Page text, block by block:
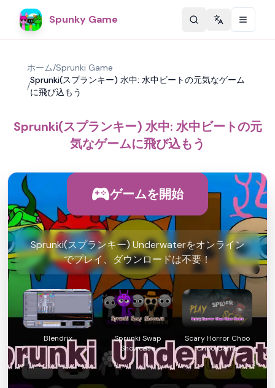
Spunky Game Change
ホーム/Sprunki Game
/
Sprunki(スプランキー) 水中: 水中ビートの元気なゲーム
に飛び込もう
Sprunki(スプランキー) 水中: 水中ビートの元
気なゲームに飛び込もう
ゲームを開始
Sprunki(スプランキー) Underwaterをオンライン
でプレイ、ダウンロードは不要！
Blendrix
Sprunki Swap
Showcase
Scary Horror Choo
Choo Game